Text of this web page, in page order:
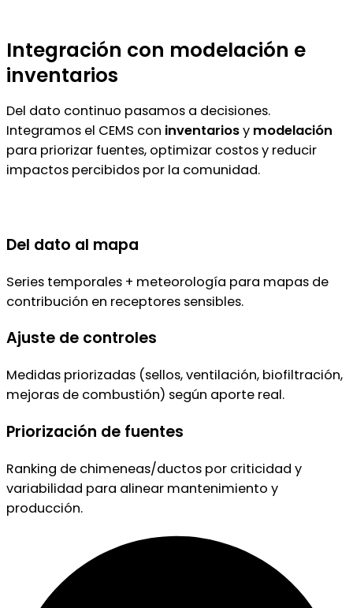
Integración con modelación e
inventarios
Del dato continuo pasamos a decisiones.
Integramos el CEMS con inventariosy modelación
para priorizar fuentes, optimizar costos y reducir
impactos percibidos por la comunidad.
Del dato al mapa
Series temporales + meteorología para mapas de
contribución en receptores sensibles.
Ajuste de controles
Medidas priorizadas (sellos, ventilación, biofiltración,
mejoras de combustión) según aporte real.
Priorización de fuentes
Ranking de chimeneas/ductos por criticidad y
variabilidad para alinear mantenimiento y
producción.